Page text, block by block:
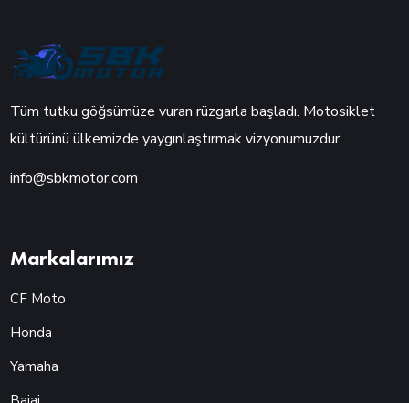
Tüm tutku göğsümüze vuran rüzgarla başladı. Motosiklet
kültürünü ülkemizde yaygınlaştırmak vizyonumuzdur.
info@sbkmotor.com
Markalarımız
CF Moto
Honda
Yamaha